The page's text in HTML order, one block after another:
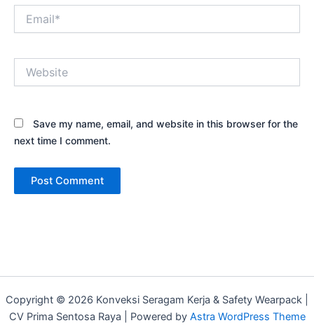
Save my name, email, and website in this browser for the
next time I comment.
Copyright © 2026 Konveksi Seragam Kerja & Safety Wearpack |
CV Prima Sentosa Raya | Powered by Astra WordPress Theme